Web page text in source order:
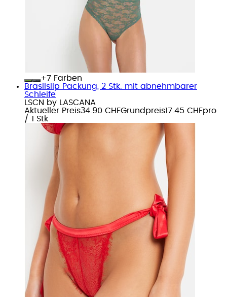
+
Farben
Brasilslip Packung, 2 Stk. mit abnehmbarer
Schleife
LSCN by LASCANA
Aktueller Preis34.90 CHFGrundpreis17.45 CHFpro
/ 1 Stk